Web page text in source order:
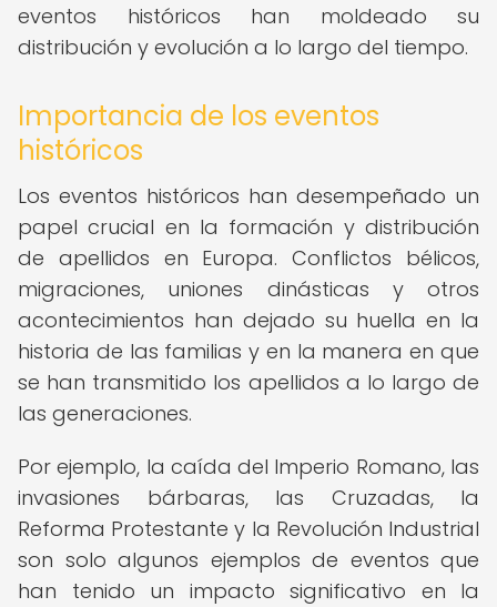
eventos históricos han moldeado su
distribución y evolución a lo largo del tiempo.
Importancia de los eventos
históricos
Los eventos históricos han desempeñado un
papel crucial en la formación y distribución
de apellidos en Europa. Conflictos bélicos,
migraciones, uniones dinásticas y otros
acontecimientos han dejado su huella en la
historia de las familias y en la manera en que
se han transmitido los apellidos a lo largo de
las generaciones.
Por ejemplo, la caída del Imperio Romano, las
invasiones bárbaras, las Cruzadas, la
Reforma Protestante y la Revolución Industrial
son solo algunos ejemplos de eventos que
han tenido un impacto significativo en la